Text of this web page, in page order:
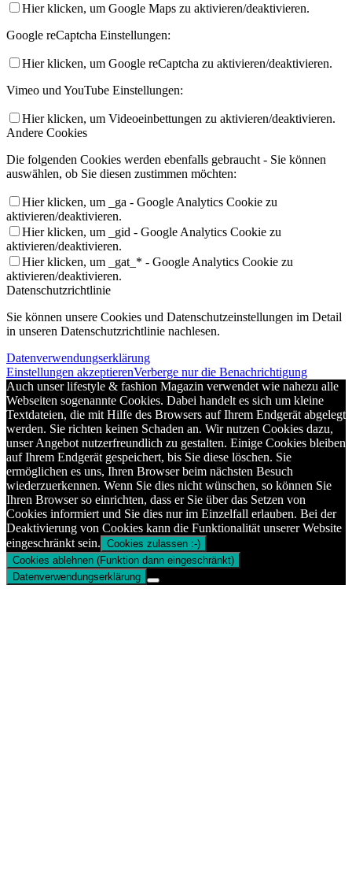
Hier klicken, um Google Maps zu aktivieren/deaktivieren.
Google reCaptcha Einstellungen:
Hier klicken, um Google reCaptcha zu aktivieren/deaktivieren.
Vimeo und YouTube Einstellungen:
Hier klicken, um Videoeinbettungen zu aktivieren/deaktivieren.
Andere Cookies
Die folgenden Cookies werden ebenfalls gebraucht - Sie können
auswählen, ob Sie diesen zustimmen möchten:
Hier klicken, um _ga - Google Analytics Cookie zu
aktivieren/deaktivieren.
Hier klicken, um _gid - Google Analytics Cookie zu
aktivieren/deaktivieren.
Hier klicken, um _gat_* - Google Analytics Cookie zu
aktivieren/deaktivieren.
Datenschutzrichtlinie
Sie können unsere Cookies und Datenschutzeinstellungen im Detail
in unseren Datenschutzrichtlinie nachlesen.
Datenverwendungserklärung
Einstellungen akzeptierenVerberge nur die Benachrichtigung
Auch unser lifestyle & fashion Magazin verwendet wie nahezu alle
Webseiten sogenannte Cookies. Dabei handelt es sich um kleine
Textdateien, die mit Hilfe des Browsers auf Ihrem Endgerät abgelegt
werden. Sie richten keinen Schaden an. Wir nutzen Cookies dazu,
unser Angebot nutzerfreundlich zu gestalten. Einige Cookies bleiben
auf Ihrem Endgerät gespeichert, bis Sie diese löschen. Sie
ermöglichen es uns, Ihren Browser beim nächsten Besuch
wiederzuerkennen. Wenn Sie dies nicht wünschen, so können Sie
Ihren Browser so einrichten, dass er Sie über das Setzen von
Cookies informiert und Sie dies nur im Einzelfall erlauben. Bei der
Deaktivierung von Cookies kann die Funktionalität unserer Website
eingeschränkt sein. Cookies zulassen :-)
Cookies ablehnen (Funktion dann eingeschränkt)
Datenverwendungserklärung